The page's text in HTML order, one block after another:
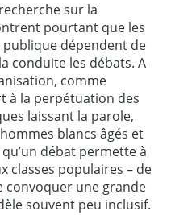
sur la
pourtant que les
dépendent de
conduite les débats. A
comme
à la perpétuation des
laissant la parole,
blancs âgés et
débat permette à
classes populaires – de
convoquer une grande
souvent peu inclusif.